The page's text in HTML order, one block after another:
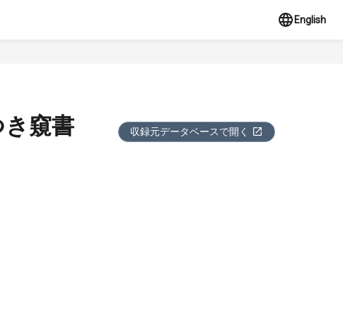
English
き窺書 収録元データベースで開く